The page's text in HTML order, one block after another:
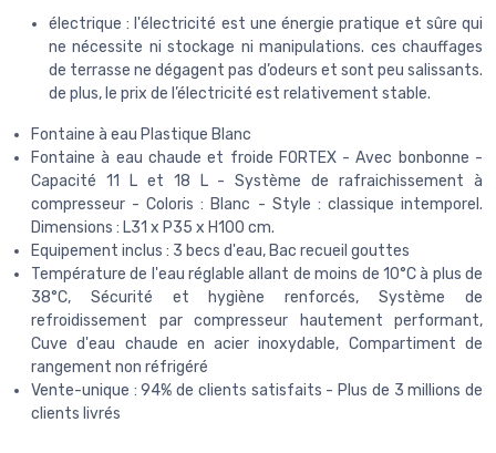
électrique : l'électricité est une énergie pratique et sûre qui
ne nécessite ni stockage ni manipulations. ces chauffages
de terrasse ne dégagent pas d’odeurs et sont peu salissants.
de plus, le prix de l’électricité est relativement stable.
Fontaine à eau Plastique Blanc
Fontaine à eau chaude et froide FORTEX - Avec bonbonne -
Capacité 11 L et 18 L - Système de rafraichissement à
compresseur - Coloris : Blanc - Style : classique intemporel.
Dimensions : L31 x P35 x H100 cm.
Equipement inclus : 3 becs d'eau, Bac recueil gouttes
Température de l'eau réglable allant de moins de 10°C à plus de
38°C, Sécurité et hygiène renforcés, Système de
refroidissement par compresseur hautement performant,
Cuve d'eau chaude en acier inoxydable, Compartiment de
rangement non réfrigéré
Vente-unique : 94% de clients satisfaits - Plus de 3 millions de
clients livrés